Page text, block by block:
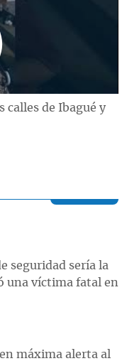
calles de Ibagué y
seguridad sería la
una víctima fatal en
máxima alerta al